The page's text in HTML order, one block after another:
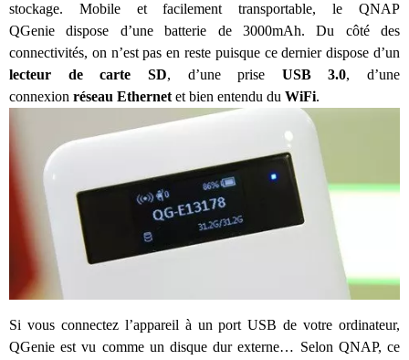
stockage. Mobile et facilement transportable, le QNAP
QGenie dispose d’une batterie de 3000mAh. Du côté des
connectivités, on n’est pas en reste puisque ce dernier dispose d’un
lecteur de carte SD, d’une prise USB 3.0, d’une
connexion réseau Ethernet et bien entendu du WiFi.
Si vous connectez l’appareil à un port USB de votre ordinateur,
QGenie est vu comme un disque dur externe… Selon QNAP, ce